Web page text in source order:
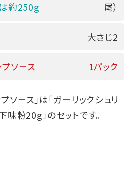
約250g
尾）
大さじ2
ソース 1パック
ソース」は「ガーリックシュリ
味粉20g」のセットです。